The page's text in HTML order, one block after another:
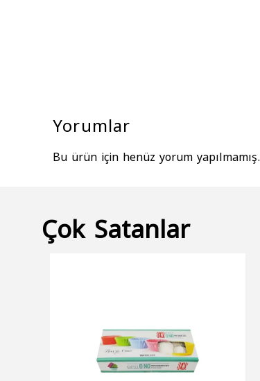
Yorumlar
Bu ürün için henüz yorum yapılmamış.
Çok Satanlar